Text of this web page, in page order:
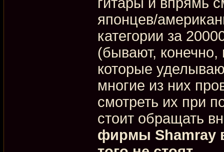
японцев/
категории за
(бывают, конечно,
которые
многие из них
смотреть их при
стоит обращать
фирмы Shamray